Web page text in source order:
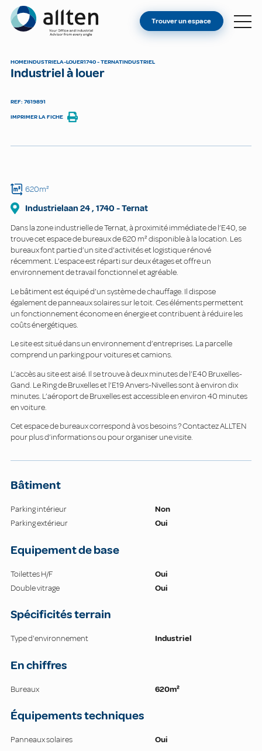
Allten
TROUVER UN ESPACE
Trouver un espace
HOMEINDUSTRIELA-LOUER1740 - TERNATINDUSTRIEL
Industriel à louer
REF: 7619891
IMPRIMER LA FICHE
620m²
Industrielaan 24, 1740 -Ternat
Dans la zone industrielle de Ternat, à proximité immédiate de l’E40, se
trouve cet espace de bureaux de 620 m² disponible à la location. Les
bureaux font partie d’un site d’activités et logistique rénové
récemment. L’espace est réparti sur deux étages et offre un
environnement de travail fonctionnel et agréable.
Le bâtiment est équipé d’un système de chauffage. Il dispose
également de panneaux solaires sur le toit. Ces éléments permettent
un fonctionnement économe en énergie et contribuent à réduire les
coûts énergétiques.
Le site est situé dans un environnement d’entreprises. La parcelle
comprend un parking pour voitures et camions.
L’accès au site est aisé. Il se trouve à deux minutes de l’E40 Bruxelles-
Gand. Le Ring de Bruxelles et l’E19 Anvers-Nivelles sont à environ dix
minutes. L’aéroport de Bruxelles est accessible en environ 40 minutes
en voiture.
Cet espace de bureaux correspond à vos besoins ? Contactez ALLTEN
pour plus d’informations ou pour organiser une visite.
Bâtiment
Parking intérieur
Non
Parking extérieur
Oui
Equipement de base
Toilettes H/F
Oui
Double vitrage
Oui
Spécificités terrain
Type d'environnement Industriel
En chiffres
Bureaux 620m²
Équipements techniques
Panneaux solaires Oui